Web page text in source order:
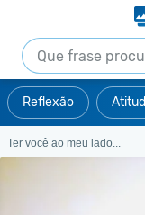
Reflexão
Ter você ao meu lado...